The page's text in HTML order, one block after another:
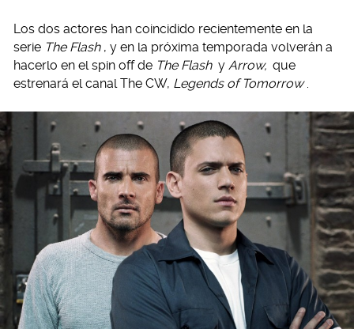
Los dos actores han coincidido recientemente en la
serie The Flash , y en la próxima temporada volverán a
hacerlo en el spin off de The Flash y Arrow, que
estrenará el canal The CW, Legends of Tomorrow .